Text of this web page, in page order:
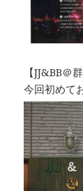
【JJ&BB＠
今回初めて